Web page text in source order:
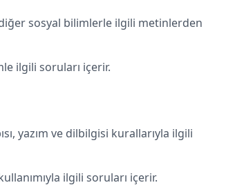
sosyal bilimlerle ilgili metinlerden
ilgili soruları içerir.
yazım ve dilbilgisi kurallarıyla ilgili
ilgili soruları içerir.